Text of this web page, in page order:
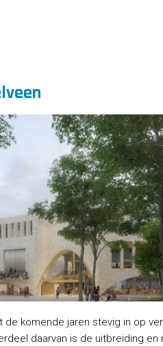
komende jaren stevig in op
daarvan is de uitbreiding en